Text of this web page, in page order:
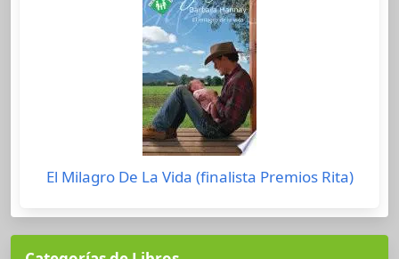
El Milagro De La Vida (finalista Premios Rita)